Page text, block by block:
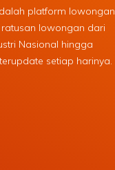
platform lowongan
lowongan dari
Nasional hingga
setiap harinya.